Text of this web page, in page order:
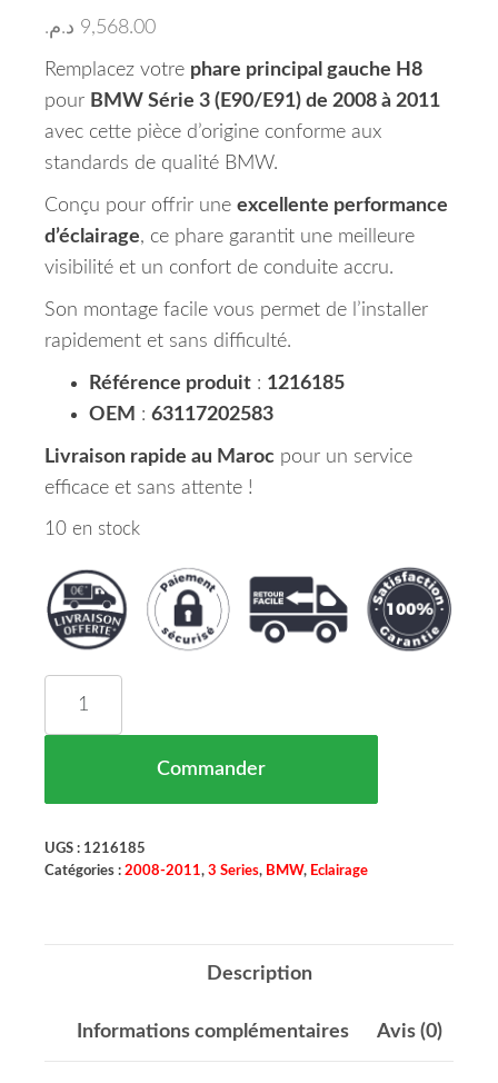
9,568.00 د.م.
Remplacez votre phare principal gauche H8
pour BMW Série 3 (E90/E91) de 2008 à 2011
avec cette pièce d’origine conforme aux
standards de qualité BMW.
Conçu pour offrir une excellente performance
d’éclairage, ce phare garantit une meilleure
visibilité et un confort de conduite accru.
Son montage facile vous permet de l’installer
rapidement et sans difficulté.
Référence produit : 1216185
OEM : 63117202583
Livraison rapide au Maroc pour un service
efficace et sans attente !
10 en stock
Commander
UGS : 1216185
Catégories : 2008-2011, 3 Series, BMW, Eclairage
Description
Informations complémentaires Avis (0)